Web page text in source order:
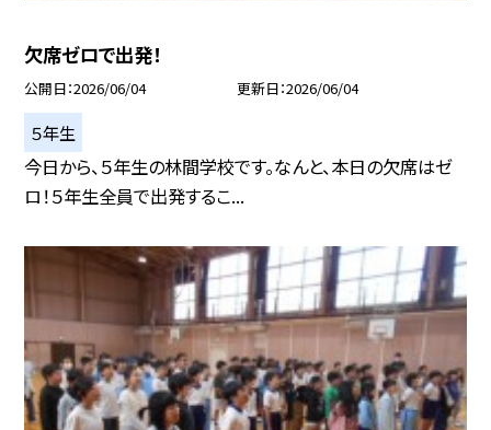
欠席ゼロで出発！
公開日 2026/06/04 更新日 2026/06/04
５年生
今日から、５年生の林間学校です。なんと、本日の欠席はゼ
ロ！５年生全員で出発するこ...